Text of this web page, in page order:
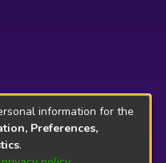
information for the
Preferences,
.